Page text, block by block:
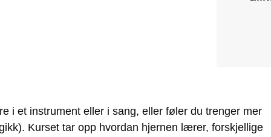
i et instrument eller i sang, eller føler du trenger mer
Kurset tar opp hvordan hjernen lærer, forskjellige